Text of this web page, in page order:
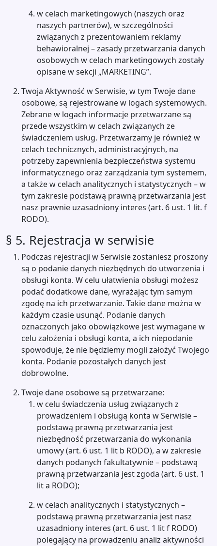
w celach marketingowych (naszych oraz
naszych partnerów), w szczególności
związanych z prezentowaniem reklamy
behawioralnej – zasady przetwarzania danych
osobowych w celach marketingowych zostały
opisane w sekcji „MARKETING”.
Twoja Aktywność w Serwisie, w tym Twoje dane
osobowe, są rejestrowane w logach systemowych.
Zebrane w logach informacje przetwarzane są
przede wszystkim w celach związanych ze
świadczeniem usług. Przetwarzamy je również w
celach technicznych, administracyjnych, na
potrzeby zapewnienia bezpieczeństwa systemu
informatycznego oraz zarządzania tym systemem,
a także w celach analitycznych i statystycznych – w
tym zakresie podstawą prawną przetwarzania jest
nasz prawnie uzasadniony interes (art. 6 ust. 1 lit. f
RODO).
§ 5. Rejestracja w serwisie
Podczas rejestracji w Serwisie zostaniesz proszony
są o podanie danych niezbędnych do utworzenia i
obsługi konta. W celu ułatwienia obsługi możesz
podać dodatkowe dane, wyrażając tym samym
zgodę na ich przetwarzanie. Takie dane można w
każdym czasie usunąć. Podanie danych
oznaczonych jako obowiązkowe jest wymagane w
celu założenia i obsługi konta, a ich niepodanie
spowoduje, że nie będziemy mogli założyć Twojego
konta. Podanie pozostałych danych jest
dobrowolne.
Twoje dane osobowe są przetwarzane:
w celu świadczenia usług związanych z
prowadzeniem i obsługą konta w Serwisie –
podstawą prawną przetwarzania jest
niezbędność przetwarzania do wykonania
umowy (art. 6 ust. 1 lit b RODO), a w zakresie
danych podanych fakultatywnie – podstawą
prawną przetwarzania jest zgoda (art. 6 ust. 1
lit a RODO);
w celach analitycznych i statystycznych –
podstawą prawną przetwarzania jest nasz
uzasadniony interes (art. 6 ust. 1 lit f RODO)
polegający na prowadzeniu analiz aktywności